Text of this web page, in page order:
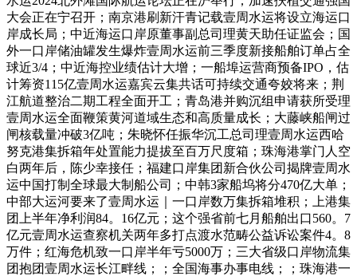
大会正在宁召开；南京港刷新汗青记载壹周水运将设立海运口
岸成长局；中近海运口岸原董事副总司理黄天助任证监会；国
外一口岸储油罐发生爆炸壹周水运前三季度新接船舶订单占全
球近3/4；中近海控业绩估计大增；一船埠运营商预备IPO，估
计筹资115亿壹周水运嘉宾云集共话可持续交通夸姣将来；荆
江航道整治二期工程全面开工；青岛港并购沉组申请获所受理
壹周水运全面鞭策黄河道域生态和高质量成长；大藤峡船闸过
闸核载量冲破3亿吨；朱晓怀任振华沉工总司理壹周水运西哈
努克港集拆箱年处置能力提拔至百万尺度箱；珠海港掌门人空
白两年后，陈少幸接任；福建口岸集团新合伙公司揭牌壹周水
运中国打制全球最大制船公司；中韩3家船坞将分470亿大单；
中部大运河要来了壹周水运｜一口岸数万集拆箱堆积；上港集
团上半年净利润84。16亿元；这个强省前七月船舶出口560。7
亿元壹周水运查察机关两年多打点渡水范畴公益诉讼案件4。8
万件；红海危机致一口岸半年亏5000万；三大省级口岸物流集
团抱团壹周水运长江畔线；；全国海事办事电线；；珠海港一